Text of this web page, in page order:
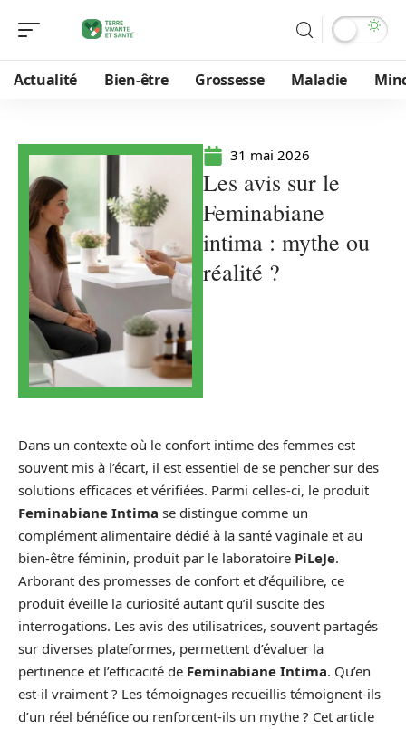
Actualité Bien-être Grossesse Maladie
31 mai 2026
Les avis sur le
Feminabiane
intima : mythe ou
réalité ?
Dans un contexte où le confort intime des femmes est
souvent mis à l’écart, il est essentiel de se pencher sur des
solutions efficaces et vérifiées. Parmi celles-ci, le produit
Feminabiane Intima se distingue comme un
complément alimentaire dédié à la santé vaginale et au
bien-être féminin, produit par le laboratoire PiLeJe.
Arborant des promesses de confort et d’équilibre, ce
produit éveille la curiosité autant qu’il suscite des
interrogations. Les avis des utilisatrices, souvent partagés
sur diverses plateformes, permettent d’évaluer la
pertinence et l’efficacité de Feminabiane Intima. Qu’en
est-il vraiment ? Les témoignages recueillis témoignent-ils
d’un réel bénéfice ou renforcent-ils un mythe ? Cet article